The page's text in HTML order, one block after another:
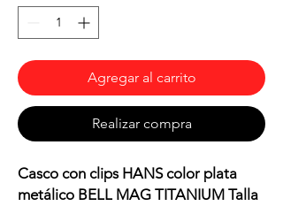
Agregar al carrito
Realizar compra
Casco con clips HANS color plata
metálico BELL MAG TITANIUM Talla